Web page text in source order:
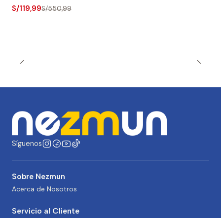
S/119,99S/550,99
Síguenos
Sobre Nezmun
Acerca de Nosotros
Servicio al Cliente